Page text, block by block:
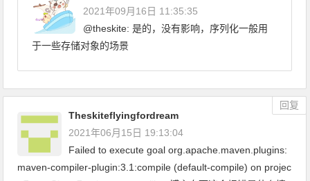
2021年09月16日 11:35:35
@theskite: 是的，没有影响，序列化一般用
于一些存储对象的场景
Theskiteflyingfordream
回复
2021年06月15日 19:13:04
Failed to execute goal org.apache.maven.plugins:
maven-compiler-plugin:3.1:compile (default-compile) on projec